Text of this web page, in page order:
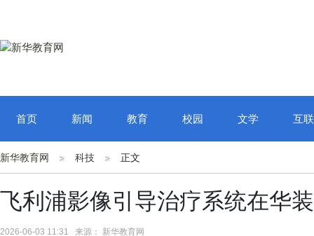
首页 新闻 教育 校园 文学 互
新华教育网 科技 正文
飞利浦影像引导治疗系统在华
2026-06-03 11:31 来源： 新华教育网